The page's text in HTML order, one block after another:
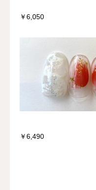
￥6,050
￥6,490